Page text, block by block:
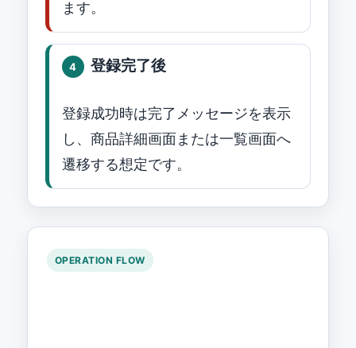
ます。
4 登録完了後
登録成功時は完了メッセージを表示
し、商品詳細画面または一覧画面へ
遷移する想定です。
OPERATION FLOW